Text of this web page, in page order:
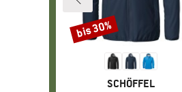
MARKE
SCHÖFFEL
Rabatt
bis 30%